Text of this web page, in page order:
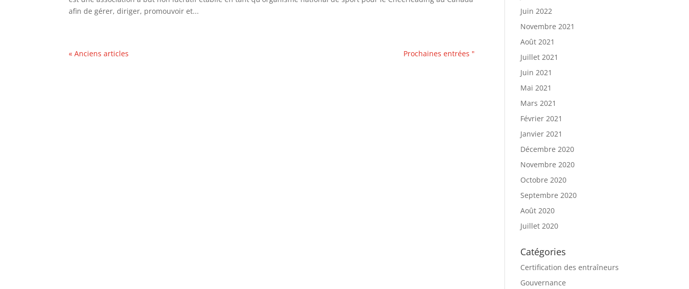
afin de gérer, diriger, promouvoir et...
« Anciens articles Prochaines entrées "
Juin 2022
Novembre 2021
Août 2021
Juillet 2021
Juin 2021
Mai 2021
Mars 2021
Février 2021
Janvier 2021
Décembre 2020
Novembre 2020
Octobre 2020
Septembre 2020
Août 2020
Juillet 2020
Catégories
Certification des entraîneurs
Gouvernance